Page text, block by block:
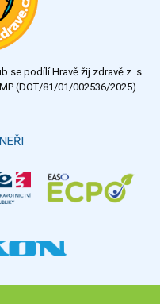
se podílí Hravě žij zdravě z. s.
(DOT/81/01/002536/2025).